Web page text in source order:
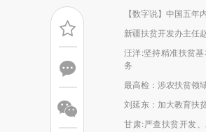
【数字说】中国五
新疆扶贫开发办主任
汪洋:坚持精准扶贫
务
最高检：涉农扶贫领
刘延东：加大教育扶
甘肃:严查扶贫开发